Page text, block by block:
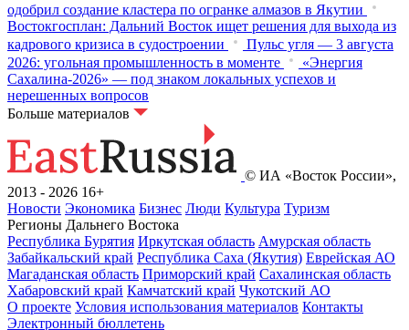
одобрил создание кластера по огранке алмазов в Якутии
Востокгосплан: Дальний Восток ищет решения для выхода из
кадрового кризиса в судостроении
Пульс угля — 3 августа
2026: угольная промышленность в моменте
«Энергия
Сахалина-2026» — под знаком локальных успехов и
нерешенных вопросов
Больше материалов
© ИА «Восток России»,
2013 - 2026 16+
Новости Экономика Бизнес Люди Культура Туризм
Регионы Дальнего Востока
Республика Бурятия Иркутская область Амурская область
Забайкальский край Республика Саха (Якутия) Еврейская АО
Магаданская область Приморский край Сахалинская область
Хабаровский край Камчатский край Чукотский АО
О проекте Условия использования материалов Контакты
Электронный бюллетень